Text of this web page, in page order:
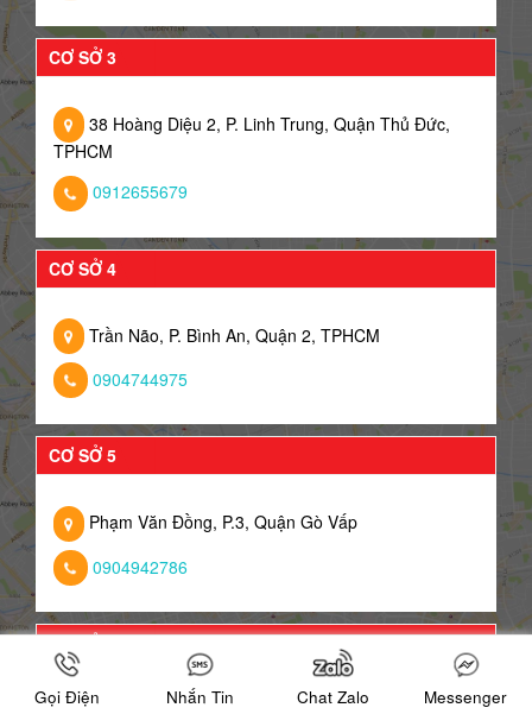
CƠ SỞ 3
38 Hoàng Diệu 2, P. Linh Trung, Quận Thủ Đức,
TPHCM
0912655679
CƠ SỞ 4
Trần Não, P. Bình An, Quận 2, TPHCM
0904744975
CƠ SỞ 5
Phạm Văn Đồng, P.3, Quận Gò Vấp
0904942786
Gọi Điện Nhắn Tin Chat Zalo Messenger